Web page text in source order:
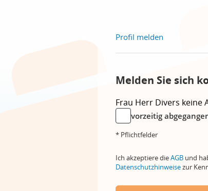
Profil melden
Melden Sie sich
Frau Herr Divers keine
vorzeitig
* Pflichtfelder
Ich akzeptiere dieAGB und
Datenschutzhinweisezur